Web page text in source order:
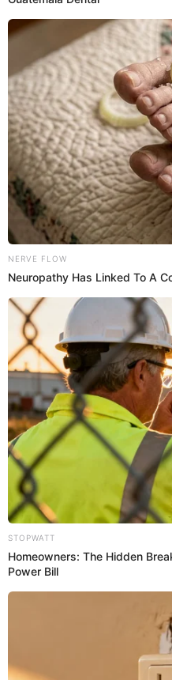
yate. Vivirán una nueva
00:38
Christian y
juntos
Christian y Andreapasan
diferencias por
00:35
Andrea Gasca
Christian habló
Andrea Gasca deja mal
mal de Ana y Michelle
00:33
Lizbeth
tiene
Lizbeth Rodríguez
tiene inteligencia", dijo.
solo sirve para tener
Lizbeth mete